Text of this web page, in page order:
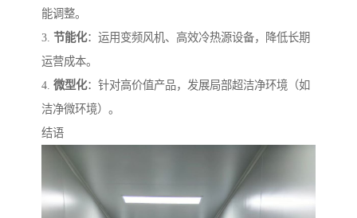
能调整。
3. 节能化：运用变频风机、高效冷热源设备，降低长期
运营成本。
4. 微型化：针对高价值产品，发展局部超洁净环境（如
洁净微环境）。
结语